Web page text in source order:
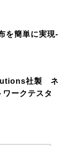
を簡単に実現-
社製 ネ
ークテスタ